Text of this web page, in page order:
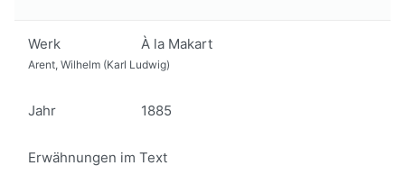
Werk À la Makart
Arent, Wilhelm (Karl Ludwig)
Jahr 1885
Erwähnungen im Text